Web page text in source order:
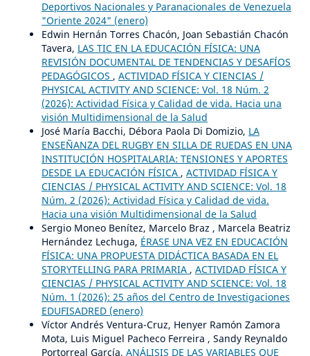
Deportivos Nacionales y Paranacionales de Venezuela
"Oriente 2024" (enero)
Edwin Hernán Torres Chacón, Joan Sebastián Chacón
Tavera, LAS TIC EN LA EDUCACIÓN FÍSICA: UNA
REVISIÓN DOCUMENTAL DE TENDENCIAS Y DESAFÍOS
PEDAGÓGICOS , ACTIVIDAD FÍSICA Y CIENCIAS /
PHYSICAL ACTIVITY AND SCIENCE: Vol. 18 Núm. 2
(2026): Actividad Física y Calidad de vida. Hacia una
visión Multidimensional de la Salud
José María Bacchi, Débora Paola Di Domizio, LA
ENSEÑANZA DEL RUGBY EN SILLA DE RUEDAS EN UNA
INSTITUCIÓN HOSPITALARIA: TENSIONES Y APORTES
DESDE LA EDUCACIÓN FÍSICA , ACTIVIDAD FÍSICA Y
CIENCIAS / PHYSICAL ACTIVITY AND SCIENCE: Vol. 18
Núm. 2 (2026): Actividad Física y Calidad de vida.
Hacia una visión Multidimensional de la Salud
Sergio Moneo Benítez, Marcelo Braz , Marcela Beatriz
Hernández Lechuga, ÉRASE UNA VEZ EN EDUCACIÓN
FÍSICA: UNA PROPUESTA DIDÁCTICA BASADA EN EL
STORYTELLING PARA PRIMARIA , ACTIVIDAD FÍSICA Y
CIENCIAS / PHYSICAL ACTIVITY AND SCIENCE: Vol. 18
Núm. 1 (2026): 25 años del Centro de Investigaciones
EDUFISADRED (enero)
Víctor Andrés Ventura-Cruz, Henyer Ramón Zamora
Mota, Luis Miguel Pacheco Ferreira , Sandy Reynaldo
Portorreal García, ANÁLISIS DE LAS VARIABLES QUE